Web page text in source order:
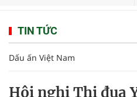
TIN TỨC
Dấu ấn Việt Nam
Hội nghị Thi đua